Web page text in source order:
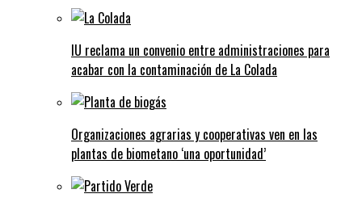
IU reclama un convenio entre administraciones para
acabar con la contaminación de La Colada
Organizaciones agrarias y cooperativas ven en las
plantas de biometano ‘una oportunidad’